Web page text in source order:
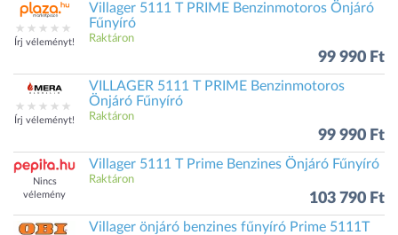
Írj véleményt!
Villager 5111 T PRIME Benzinmotoros Önjáró
Fűnyíró
Raktáron
99 990 Ft
Írj véleményt!
VILLAGER 5111 T PRIME Benzinmotoros
Önjáró Fűnyíró
Raktáron
99 990 Ft
Nincs
vélemény
Villager 5111 T Prime Benzines Önjáró Fűnyíró
Raktáron
103 790 Ft
Villager önjáró benzines fűnyíró Prime 5111T